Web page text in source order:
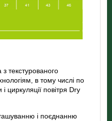
текстурованого
в тому числі по
циркуляції повітря Dry
і поєднанню